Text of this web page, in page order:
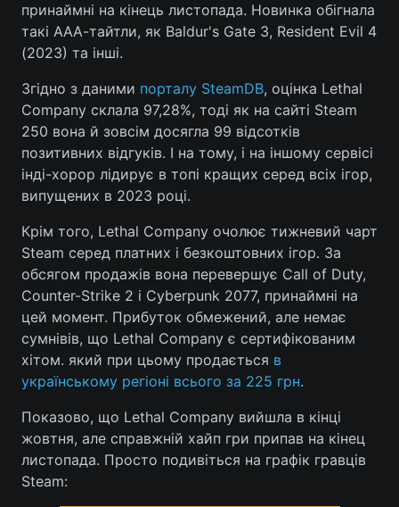
Україна Політика
Економіка
Наука
Техно і зв'язок
Зброя Інциденти
Цікавинки Погода
Екологія Регіони
Лонгріди
Відео з Youtube Статті
Архів Вакансії
принаймні на кінець листопада. Новинка обігнала
такі ААА-тайтли, як Baldur's Gate 3, Resident Evil 4
(2023) та інші.
Згідно з даними порталу SteamDB, оцінка Lethal
Company склала 97,28%, тоді як на сайті Steam
250 вона й зовсім досягла 99 відсотків
позитивних відгуків. І на тому, і на іншому сервісі
інді-хорор лідирує в топі кращих серед всіх ігор,
випущених в 2023 році.
Крім того, Lethal Company очолює тижневий чарт
Steam серед платних і безкоштовних ігор. За
обсягом продажів вона перевершує Call of Duty,
Counter-Strike 2 і Cyberpunk 2077, принаймні на
цей момент. Прибуток обмежений, але немає
сумнівів, що Lethal Company є сертифікованим
хітом. який при цьому продається в
українському регіоні всього за 225 грн.
Показово, що Lethal Company вийшла в кінці
жовтня, але справжній хайп гри припав на кінец
листопада. Просто подивіться на графік гравців
Steam: